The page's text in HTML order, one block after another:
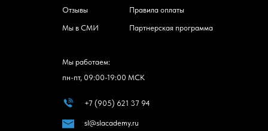
Мы работаем:
пн-пт, 09:00-19:00 МСК
+7 (905) 621 37 94
Правила оплаты
Партнерская программа
Отзывы
Мы в СМИ
sl@slacademy.ru